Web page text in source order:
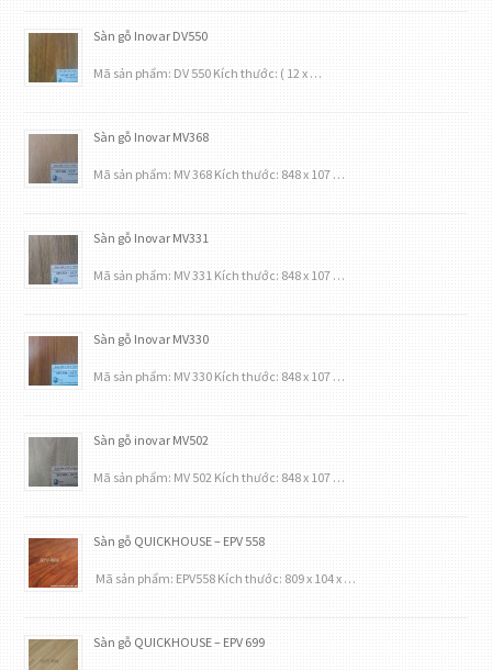
Sàn gỗ Inovar DV550
Mã sản phẩm: DV 550 Kích thước: ( 12 x …
Sàn gỗ Inovar MV368
Mã sản phẩm: MV 368 Kích thước: 848 x 107 …
Sàn gỗ Inovar MV331
Mã sản phẩm: MV 331 Kích thước: 848 x 107 …
Sàn gỗ Inovar MV330
Mã sản phẩm: MV 330 Kích thước: 848 x 107 …
Sàn gỗ inovar MV502
Mã sản phẩm: MV 502 Kích thước: 848 x 107 …
Sàn gỗ QUICKHOUSE – EPV 558
Mã sản phẩm: EPV558 Kích thước: 809 x 104 x …
Sàn gỗ QUICKHOUSE – EPV 699